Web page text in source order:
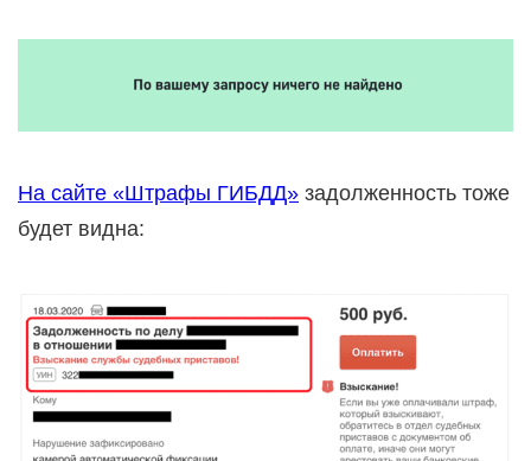
На сайте «Штрафы ГИБДД» задолженность тоже
будет видна: